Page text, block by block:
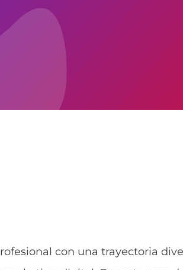
con una trayectoria